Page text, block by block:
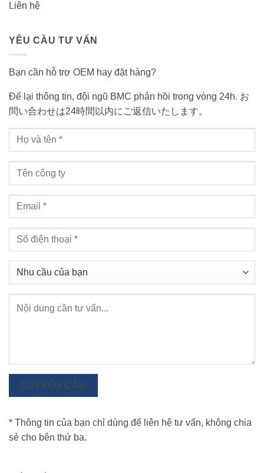
Liên hệ
YÊU CẦU TƯ VẤN
Bạn cần hỗ trợ OEM hay đặt hàng?
Để lại thông tin, đội ngũ BMC phản hồi trong vòng 24h. お
問い合わせは24時間以内にご返信いたします。
GỬI YÊU CẦU
* Thông tin của bạn chỉ dùng để liên hệ tư vấn, không chia
sẻ cho bên thứ ba.